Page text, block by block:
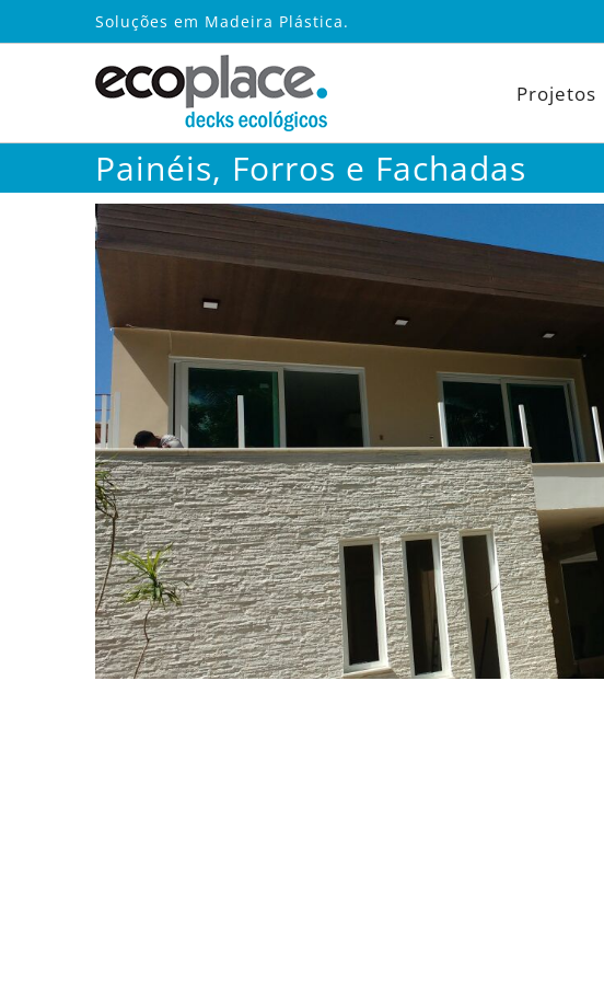
para
Soluções em Madeira Plástica.
Projetos
Painéis, Forros e Fachadas
Ver
Imagem
Maior